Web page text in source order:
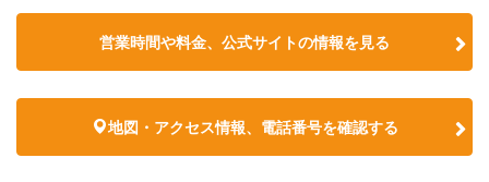
営業時間や料金、公式サイトの情報を見る
地図・アクセス情報、電話番号を確認する